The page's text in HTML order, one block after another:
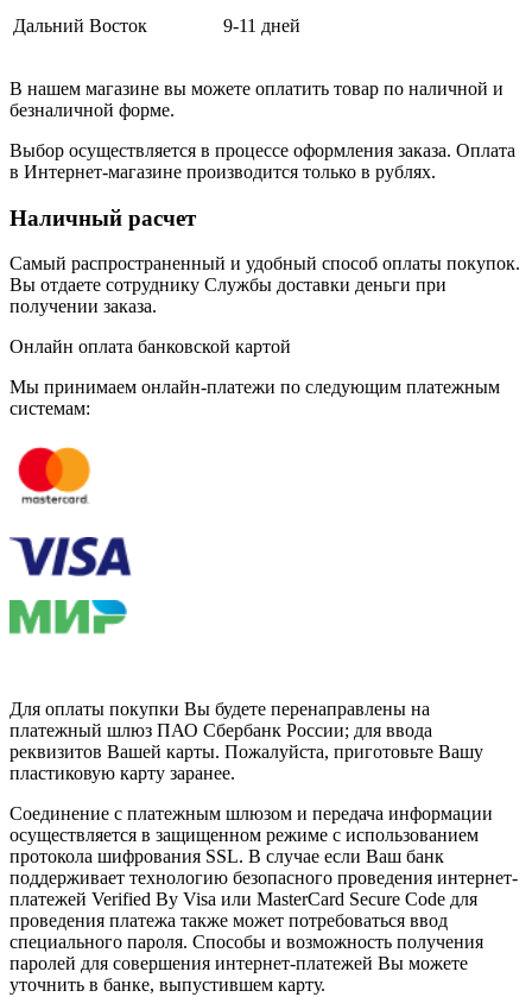
Дальний Восток 9-11 дней
В нашем магазине вы можете оплатить товар по наличной и
безналичной форме.
Выбор осуществляется в процессе оформления заказа. Оплата
в Интернет-магазине производится только в рублях.
Наличный расчет
Самый распространенный и удобный способ оплаты покупок.
Вы отдаете сотруднику Службы доставки деньги при
получении заказа.
Онлайн оплата банковской картой
Мы принимаем онлайн-платежи по cледующим платежным
системам:
Для оплаты покупки Вы будете перенаправлены на
платежный шлюз ПАО Сбербанк России; для ввода
реквизитов Вашей карты. Пожалуйста, приготовьте Вашу
пластиковую карту заранее.
Соединение с платежным шлюзом и передача информации
осуществляется в защищенном режиме с использованием
протокола шифрования SSL. В случае если Ваш банк
поддерживает технологию безопасного проведения интернет-
платежей Verified By Visa или MasterCard Secure Code для
проведения платежа также может потребоваться ввод
специального пароля. Способы и возможность получения
паролей для совершения интернет-платежей Вы можете
уточнить в банке, выпустившем карту.